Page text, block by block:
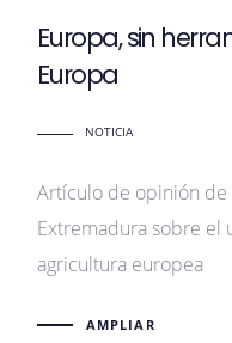
Europa, sin
Europa
NOTICIA
Artículo de opinión de
Extremadura sobre el
agricultura europea
AMPLIAR